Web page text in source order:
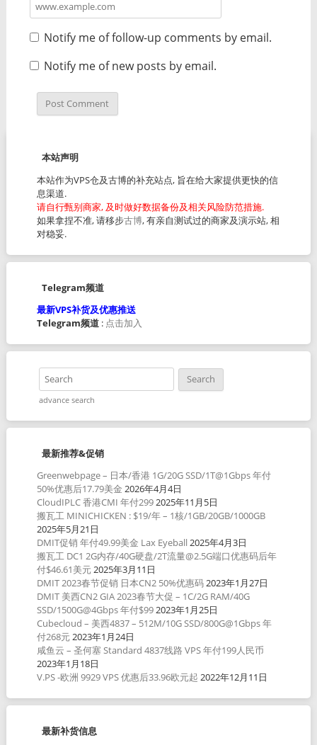
Notify me of follow-up comments by email.
Notify me of new posts by email.
本站声明
本站作为VPS仓及古博的补充站点, 旨在给大家提供更快的信
息渠道.
请自行甄别商家, 及时做好数据备份及相关风险防范措施.
如果拿捏不准, 请移步古博, 有亲自测试过的商家及演示站, 相
对稳妥.
Telegram频道
最新VPS补货及优惠推送
Telegram频道: 点击加入
advance search
最新推荐&促销
Greenwebpage – 日本/香港 1G/20G SSD/1T@1Gbps 年付
50%优惠后17.79美金 2026年4月4日
CloudIPLC 香港CMI 年付2992025年11月5日
搬瓦工 MINICHICKEN : $19/年 – 1核/1GB/20GB/1000GB
2025年5月21日
DMIT促销 年付49.99美金 Lax Eyeball 2025年4月3日
搬瓦工 DC1 2G内存/40G硬盘/2T流量@2.5G端口优惠码后年
付$46.61美元2025年3月11日
DMIT 2023春节促销 日本CN2 50%优惠码2023年1月27日
DMIT 美西CN2 GIA 2023春节大促 – 1C/2G RAM/40G
SSD/1500G@4Gbps 年付$992023年1月25日
Cubecloud – 美西4837 – 512M/10G SSD/800G@1Gbps 年
付268元2023年1月24日
咸鱼云 – 圣何塞 Standard 4837线路 VPS 年付199人民币
2023年1月18日
V.PS -欧洲 9929 VPS 优惠后33.96欧元起 2022年12月11日
最新补货信息